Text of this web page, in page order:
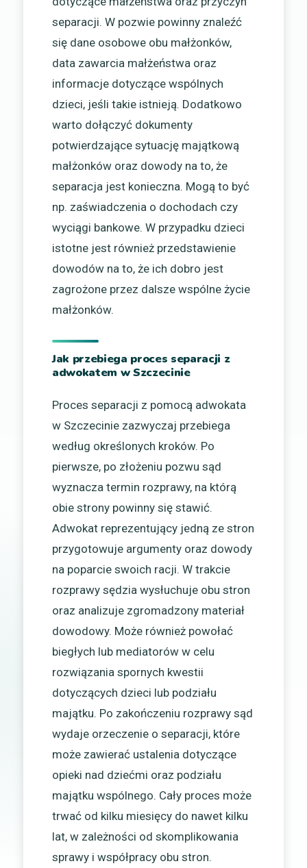
separacji. W pozwie powinny znaleźć
się dane osobowe obu małżonków,
data zawarcia małżeństwa oraz
informacje dotyczące wspólnych
dzieci, jeśli takie istnieją. Dodatkowo
warto dołączyć dokumenty
potwierdzające sytuację majątkową
małżonków oraz dowody na to, że
separacja jest konieczna. Mogą to być
np. zaświadczenia o dochodach czy
wyciągi bankowe. W przypadku dzieci
istotne jest również przedstawienie
dowodów na to, że ich dobro jest
zagrożone przez dalsze wspólne życie
małżonków.
Jak przebiega proces separacji z
adwokatem w Szczecinie
Proces separacji z pomocą adwokata
w Szczecinie zazwyczaj przebiega
według określonych kroków. Po
pierwsze, po złożeniu pozwu sąd
wyznacza termin rozprawy, na którą
obie strony powinny się stawić.
Adwokat reprezentujący jedną ze stron
przygotowuje argumenty oraz dowody
na poparcie swoich racji. W trakcie
rozprawy sędzia wysłuchuje obu stron
oraz analizuje zgromadzony materiał
dowodowy. Może również powołać
biegłych lub mediatorów w celu
rozwiązania spornych kwestii
dotyczących dzieci lub podziału
majątku. Po zakończeniu rozprawy sąd
wydaje orzeczenie o separacji, które
może zawierać ustalenia dotyczące
opieki nad dziećmi oraz podziału
majątku wspólnego. Cały proces może
trwać od kilku miesięcy do nawet kilku
lat, w zależności od skomplikowania
sprawy i współpracy obu stron.